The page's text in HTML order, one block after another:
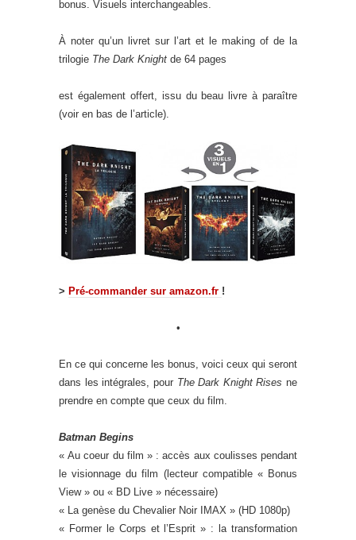
bonus. Visuels interchangeables.
À noter qu’un livret sur l’art et le making of de la
trilogie The Dark Knight de 64 pages
est également offert, issu du beau livre à paraître
(voir en bas de l’article).
> Pré-commander sur amazon.fr !
•
En ce qui concerne les bonus, voici ceux qui seront
dans les intégrales, pour The Dark Knight Rises ne
prendre en compte que ceux du film.
Batman Begins
« Au coeur du film » : accès aux coulisses pendant
le visionnage du film (lecteur compatible « Bonus
View » ou « BD Live » nécessaire)
« La genèse du Chevalier Noir IMAX » (HD 1080p)
« Former le Corps et l’Esprit » : la transformation